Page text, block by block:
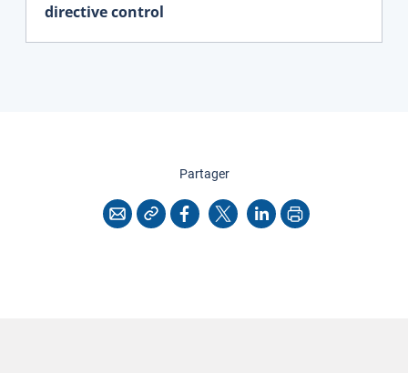
directive control
Partagercette page
CourrielCopier l'adresse
Facebook
X LinkedInImprimer